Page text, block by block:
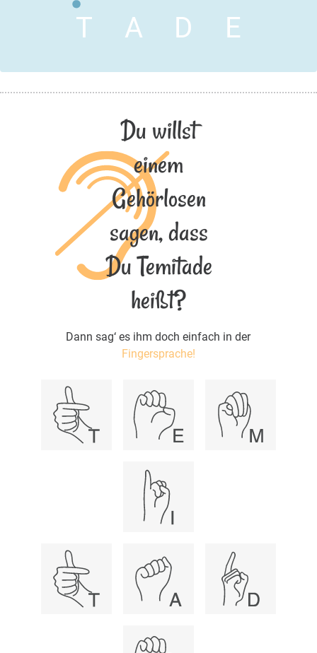
T A D E
Du willst
einem
Gehörlosen
sagen, dass
Du Temitade
heißt?
Dann sag‘ es ihm doch einfach in der
Fingersprache!